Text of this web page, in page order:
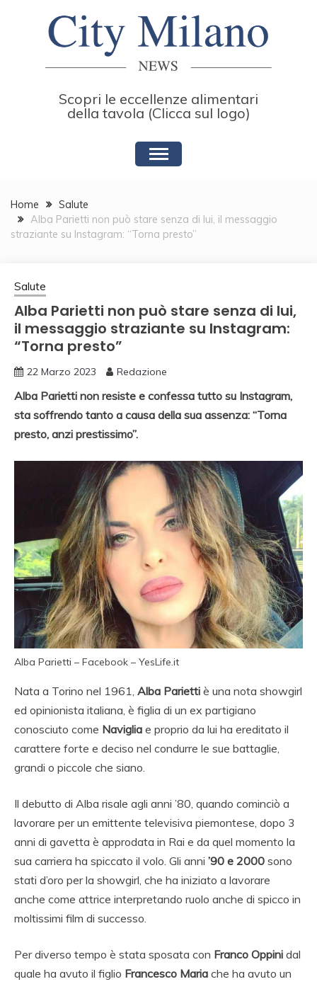
Scopri le eccellenze alimentari
della tavola (Clicca sul logo)
Home
Salute
Alba Parietti non può stare senza di lui, il messaggio
straziante su Instagram: “Torna presto”
Salute
Alba Parietti non può stare senza di lui,
il messaggio straziante su Instagram:
“Torna presto”
22 Marzo 2023 Redazione
Alba Parietti non resiste e confessa tutto su Instagram,
sta soffrendo tanto a causa della sua assenza: “Torna
presto, anzi prestissimo”.
Alba Parietti – Facebook – YesLife.it
Nata a Torino nel 1961, Alba Parietti è una nota showgirl
ed opinionista italiana, è figlia di un ex partigiano
conosciuto come Naviglia e proprio da lui ha ereditato il
carattere forte e deciso nel condurre le sue battaglie,
grandi o piccole che siano.
Il debutto di Alba risale agli anni ’80, quando cominciò a
lavorare per un emittente televisiva piemontese, dopo 3
anni di gavetta è approdata in Rai e da quel momento la
sua carriera ha spiccato il volo. Gli anni ’90 e 2000 sono
stati d’oro per la showgirl, che ha iniziato a lavorare
anche come attrice interpretando ruolo anche di spicco in
moltissimi film di successo.
Per diverso tempo è stata sposata con Franco Oppini dal
quale ha avuto il figlio Francesco Maria che ha avuto un